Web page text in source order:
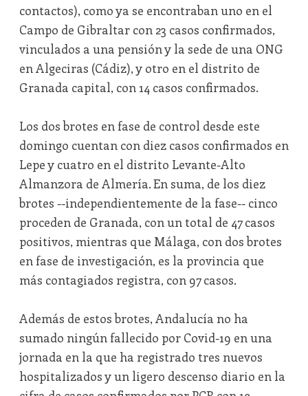
contactos), como ya se encontraban uno en el
Campo de Gibraltar con 23 casos confirmados,
vinculados a una pensión y la sede de una ONG
en Algeciras (Cádiz), y otro en el distrito de
Granada capital, con 14 casos confirmados.
Los dos brotes en fase de control desde este
domingo cuentan con diez casos confirmados en
Lepe y cuatro en el distrito Levante-Alto
Almanzora de Almería. En suma, de los diez
brotes --independientemente de la fase-- cinco
proceden de Granada, con un total de 47 casos
positivos, mientras que Málaga, con dos brotes
en fase de investigación, es la provincia que
más contagiados registra, con 97 casos.
Además de estos brotes, Andalucía no ha
sumado ningún fallecido por Covid-19 en una
jornada en la que ha registrado tres nuevos
hospitalizados y un ligero descenso diario en la